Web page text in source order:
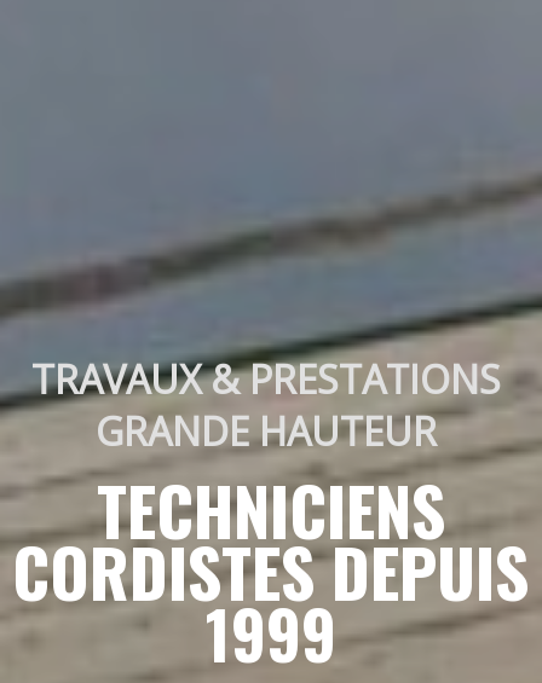
TRAVAUX & PRESTATIONS
GRANDE HAUTEUR
TECHNICIENS
CORDISTES DEPUIS
1999